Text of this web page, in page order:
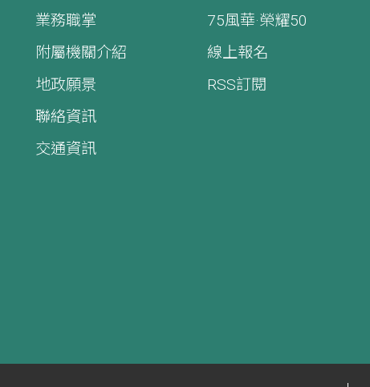
業務職掌
附屬機關介紹
地政願景
聯絡資訊
交通資訊
75風華·榮耀50
線上報名
RSS訂閱